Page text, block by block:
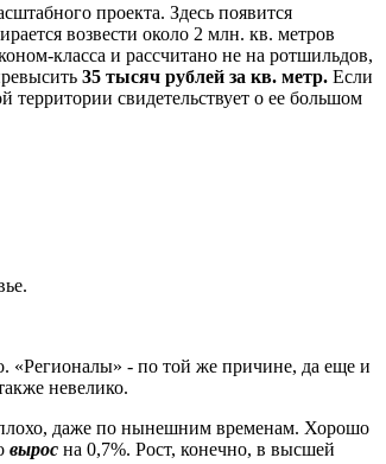
проекта. Здесь появится
возвести около 2 млн. кв. метров
класса и рассчитано не на ротшильдов,
35 тысяч рублей за кв. метр. Если
свидетельствует о ее большом
«Регионалы» - по той же причине, да еще и
невелико.
даже по нынешним временам. Хорошо
вырос на 0,7%. Рост, конечно, в высшей